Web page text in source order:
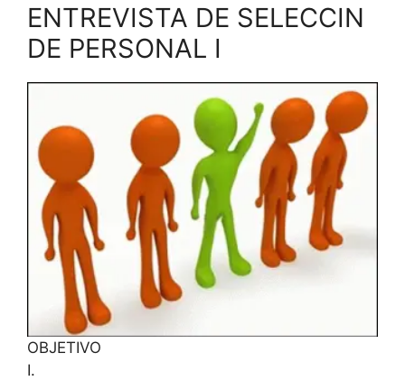
ENTREVISTA DE SELECCIN
DE PERSONAL I
OBJETIVO
I.